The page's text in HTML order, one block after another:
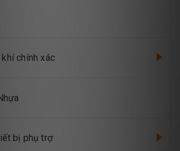
chính xác
bị phụ trợ